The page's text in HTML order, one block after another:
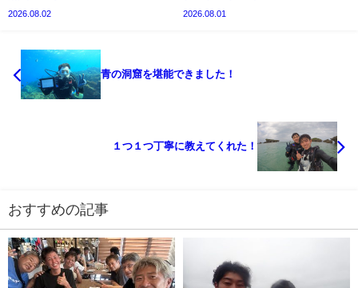
2026.08.02 2026.08.01
青の洞窟を堪能できました！
１つ１つ丁寧に教えてくれた！
おすすめの記事